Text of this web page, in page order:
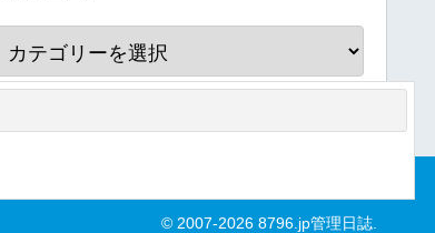
© 2007-2026 8796.jp管理日誌.